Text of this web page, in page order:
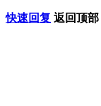
快速回复 返回顶部